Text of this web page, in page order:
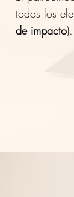
todos los
de impacto).